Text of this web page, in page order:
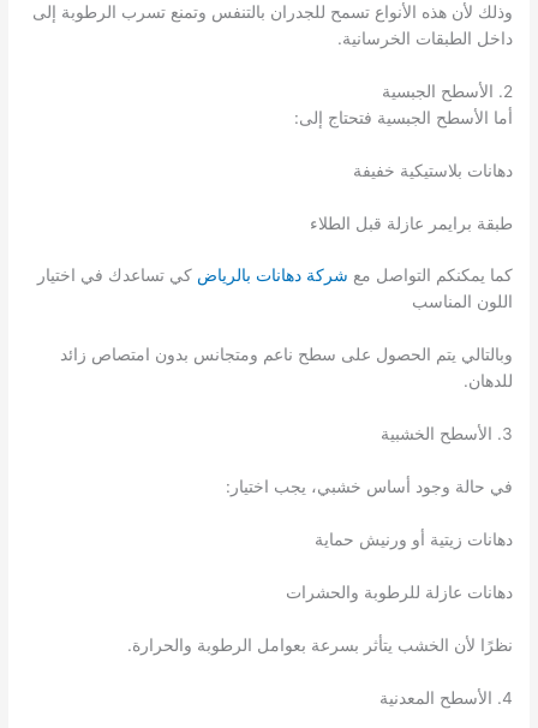
وذلك لأن هذه الأنواع تسمح للجدران بالتنفس وتمنع تسرب الرطوبة إلى
داخل الطبقات الخرسانية.
2. الأسطح الجبسية
أما الأسطح الجبسية فتحتاج إلى:
دهانات بلاستيكية خفيفة
طبقة برايمر عازلة قبل الطلاء
كما يمكنكم التواصل مع شركة دهانات بالرياض كي تساعدك في اختيار
اللون المناسب
وبالتالي يتم الحصول على سطح ناعم ومتجانس بدون امتصاص زائد
للدهان.
3. الأسطح الخشبية
في حالة وجود أساس خشبي، يجب اختيار:
دهانات زيتية أو ورنيش حماية
دهانات عازلة للرطوبة والحشرات
نظرًا لأن الخشب يتأثر بسرعة بعوامل الرطوبة والحرارة.
4. الأسطح المعدنية